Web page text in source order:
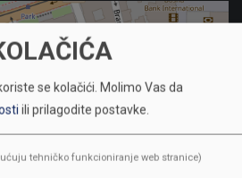
se kolačići. Molimo Vas da
ili prilagodite postavke.
tehničko funkcioniranje web stranice)